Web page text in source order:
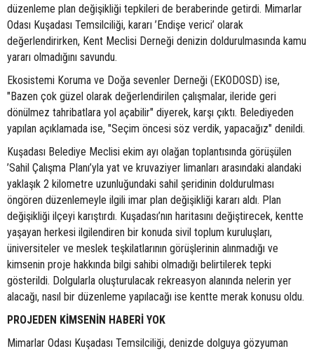
düzenleme plan değişikliği tepkileri de beraberinde getirdi. Mimarlar
Odası Kuşadası Temsilciliği, kararı ’Endişe verici’ olarak
değerlendirirken, Kent Meclisi Derneği denizin doldurulmasında kamu
yararı olmadığını savundu.
Ekosistemi Koruma ve Doğa sevenler Derneği (EKODOSD) ise,
"Bazen çok güzel olarak değerlendirilen çalışmalar, ileride geri
dönülmez tahribatlara yol açabilir" diyerek, karşı çıktı. Belediyeden
yapılan açıklamada ise, "Seçim öncesi söz verdik, yapacağız" denildi.
Kuşadası Belediye Meclisi ekim ayı olağan toplantısında görüşülen
’Sahil Çalışma Planı’yla yat ve kruvaziyer limanları arasındaki alandaki
yaklaşık 2 kilometre uzunluğundaki sahil şeridinin doldurulması
öngören düzenlemeyle ilgili imar plan değişikliği kararı aldı. Plan
değişikliği ilçeyi karıştırdı. Kuşadası’nın haritasını değiştirecek, kentte
yaşayan herkesi ilgilendiren bir konuda sivil toplum kuruluşları,
üniversiteler ve meslek teşkilatlarının görüşlerinin alınmadığı ve
kimsenin proje hakkında bilgi sahibi olmadığı belirtilerek tepki
gösterildi. Dolgularla oluşturulacak rekreasyon alanında nelerin yer
alacağı, nasıl bir düzenleme yapılacağı ise kentte merak konusu oldu.
PROJEDEN KİMSENİN HABERİ YOK
Mimarlar Odası Kuşadası Temsilciliği, denizde dolguya gözyuman